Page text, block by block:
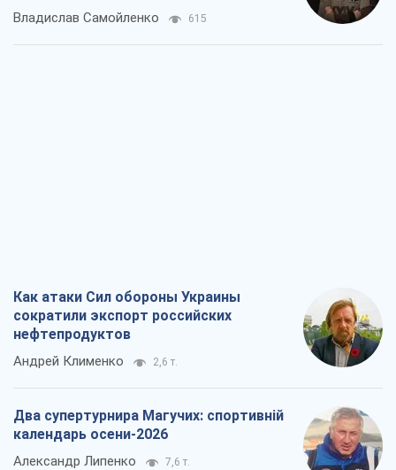
Владислав Самойленко 615
Как атаки Сил обороны Украины
сократили экспорт российских
нефтепродуктов
Андрей Клименко 2,6 т.
Два супертурнира Магучих: спортивній
календарь осени-2026
Александр Липенко 7,6 т.